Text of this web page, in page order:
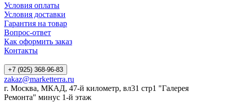
Условия оплаты
Условия доставки
Гарантия на товар
Вопрос-ответ
Как оформить заказ
Контакты
+7 (925) 368-96-83
zakaz@marketterra.ru
г. Москва, МКАД, 47-й километр, вл31 стр1 "Галерея
Ремонта" минус 1-й этаж